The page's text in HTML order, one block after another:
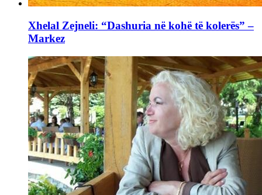
Xhelal Zejneli: “Dashuria në kohë të kolerës” –
Markez